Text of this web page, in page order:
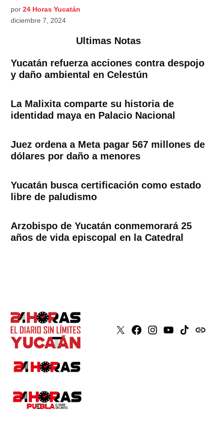
por 24 Horas Yucatán
diciembre 7, 2024
Ultimas Notas
Yucatán refuerza acciones contra despojo
y daño ambiental en Celestún
La Malixita comparte su historia de
identidad maya en Palacio Nacional
Juez ordena a Meta pagar 567 millones de
dólares por daño a menores
Yucatán busca certificación como estado
libre de paludismo
Arzobispo de Yucatán conmemorará 25
años de vida episcopal en la Catedral
X Faceboook
Instagram
YoutubeTiktokissuu